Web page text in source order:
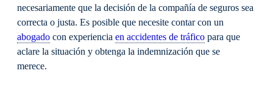
necesariamente que la decisión de la compañía de seguros sea
correcta o justa. Es posible que necesite contar con un
abogado con experiencia en accidentes de tráfico para que
aclare la situación y obtenga la indemnización que se
merece.